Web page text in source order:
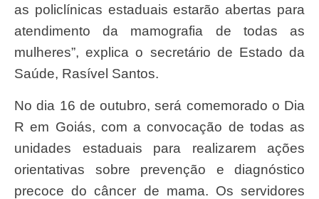
as policlínicas estaduais estarão abertas para
atendimento da mamografia de todas as
mulheres”, explica o secretário de Estado da
Saúde, Rasível Santos.
No dia 16 de outubro, será comemorado o Dia
R em Goiás, com a convocação de todas as
unidades estaduais para realizarem ações
orientativas sobre prevenção e diagnóstico
precoce do câncer de mama. Os servidores